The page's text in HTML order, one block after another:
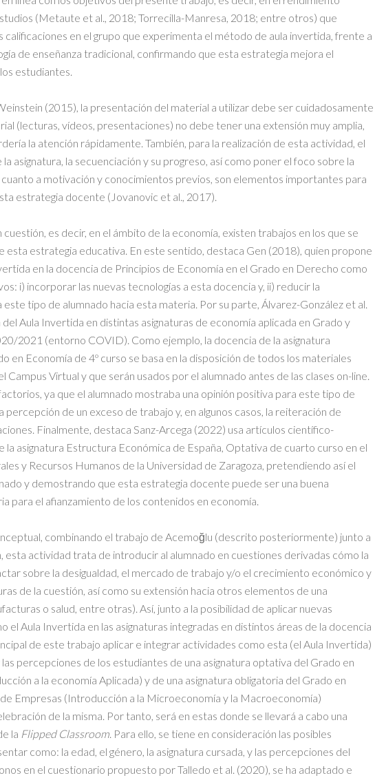
(Metaute et al., 2018; Torrecilla-Manresa, 2018; entre otros) que
calificaciones en el grupo que experimenta el método de aula invertida, frente a
de enseñanza tradicional, confirmando que esta estrategia mejora el
estudiantes.
(2015), la presentación del material a utilizar debe ser cuidadosamente
(lecturas, vídeos, presentaciones) no debe tener una extensión muy amplia,
la atención rápidamente. También, para la realización de esta actividad, el
asignatura, la secuenciación y su progreso, así como poner el foco sobre la
a motivación y conocimientos previos, son elementos importantes para
estrategia docente (Jovanovic et al., 2017).
es decir, en el ámbito de la economía, existen trabajos en los que se
esta estrategia educativa. En este sentido, destaca Gen (2018), quien propone
en la docencia de Principios de Economía en el Grado en Derecho como
i) incorporar las nuevas tecnologías a esta docencia y, ii) reducir la
tipo de alumnado hacia esta materia. Por su parte, Álvarez-González et al.
Aula Invertida en distintas asignaturas de economía aplicada en Grado y
2021 (entorno COVID). Como ejemplo, la docencia de la asignatura
en Economía de 4º curso se basa en la disposición de todos los materiales
Campus Virtual y que serán usados por el alumnado antes de las clases on-line.
ya que el alumnado mostraba una opinión positiva para este tipo de
percepción de un exceso de trabajo y, en algunos casos, la reiteración de
Finalmente, destaca Sanz-Arcega (2022) usa artículos científico-
la asignatura Estructura Económica de España, Optativa de cuarto curso en el
y Recursos Humanos de la Universidad de Zaragoza, pretendiendo así el
y demostrando que esta estrategia docente puede ser una buena
para el afianzamiento de los contenidos en economía.
combinando el trabajo de Acemoğlu (descrito posteriormente) junto a
esta actividad trata de introducir al alumnado en cuestiones derivadas cómo la
sobre la desigualdad, el mercado de trabajo y/o el crecimiento económico y
de la cuestión, así como su extensión hacia otros elementos de una
o salud, entre otras). Así, junto a la posibilidad de aplicar nuevas
el Aula Invertida en las asignaturas integradas en distintos áreas de la docencia
de este trabajo aplicar e integrar actividades como esta (el Aula Invertida)
percepciones de los estudiantes de una asignatura optativa del Grado en
a la economía Aplicada) y de una asignatura obligatoria del Grado en
Empresas (Introducción a la Microeconomía y la Macroeconomía)
de la misma. Por tanto, será en estas donde se llevará a cabo una
la Flipped Classroom. Para ello, se tiene en consideración las posibles
como: la edad, el género, la asignatura cursada, y las percepciones del
en el cuestionario propuesto por Talledo et al. (2020), se ha adaptado e